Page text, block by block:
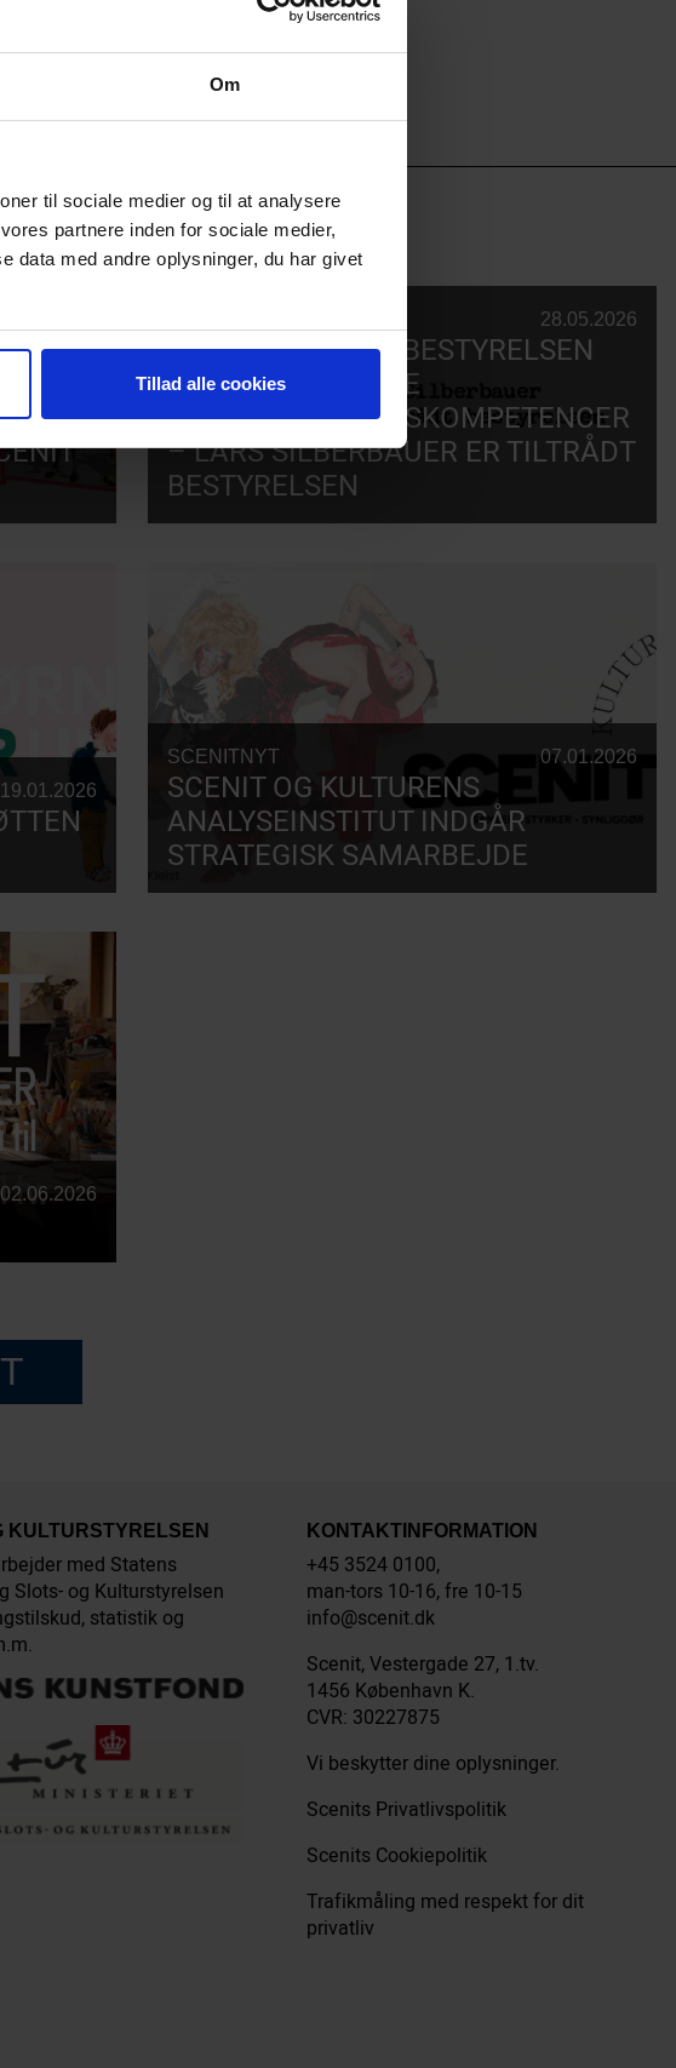
Om
til sociale medier og til at analysere
partnere inden for sociale medier,
data med andre oplysninger, du har givet
Tillad alle cookies
08.07.2026
28.05.2026
SCENIT STYRKER BESTYRELSEN
MED STRATEGISKE
MARKEDSFØRINGSKOMPETENCER
– LARS SILBERBAUER ER TILTRÅDT
BESTYRELSEN
19.01.2026
SCENITNYT 07.01.2026
SCENIT OG KULTURENS
ANALYSEINSTITUT INDGÅR
STRATEGISK SAMARBEJDE
02.06.2026
KULTURSTYRELSEN
med Statens
Slots- og Kulturstyrelsen
statistik og
KONTAKTINFORMATION
+45 3524 0100,
man-tors 10-16, fre 10-15
info@scenit.dk
Scenit, Vestergade 27, 1.tv.
1456 København K.
CVR: 30227875
Vi beskytter dine oplysninger.
Scenits Privatlivspolitik
Scenits Cookiepolitik
Trafikmåling med respekt for dit
privatliv